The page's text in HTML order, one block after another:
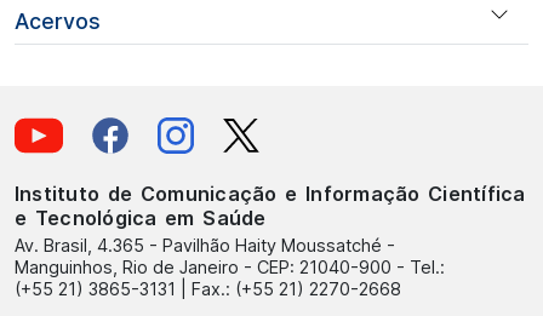
Acervos
Instituto de Comunicação e Informação Científica
e Tecnológica em Saúde
Av. Brasil, 4.365 - Pavilhão Haity Moussatché -
Manguinhos, Rio de Janeiro - CEP: 21040-900 - Tel.:
(+55 21) 3865-3131 | Fax.: (+55 21) 2270-2668